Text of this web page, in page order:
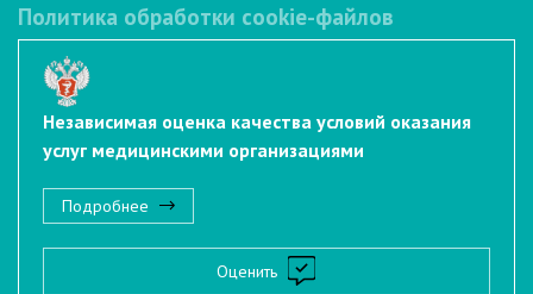
Политика обработки cookie-файлов
Независимая оценка качества условий оказания
услуг медицинскими организациями
Подробнее
Оценить